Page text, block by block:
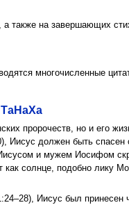
также на завершающих
многочисленные
ТаНаХа
пророчеств, но и его
Иисус должен быть спасен
и мужем Иосифом
как солнце, подобно лику
Иисус был принесен